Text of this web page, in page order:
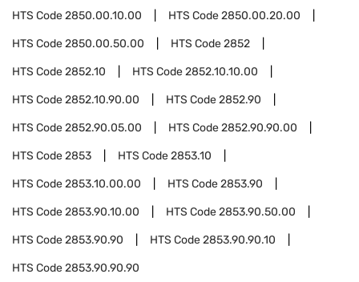
HTS Code2850.00.10.00 HTS Code2850.00.20.00
HTS Code2850.00.50.00 HTS Code2852
HTS Code2852.10 HTS Code2852.10.10.00
HTS Code2852.10.90.00 HTS Code2852.90
HTS Code2852.90.05.00 HTS Code2852.90.90.00
HTS Code2853 HTS Code2853.10
HTS Code2853.10.00.00 HTS Code2853.90
HTS Code2853.90.10.00 HTS Code2853.90.50.00
HTS Code2853.90.90 HTS Code2853.90.90.10
HTS Code2853.90.90.90